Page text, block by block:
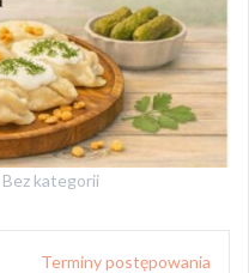
Bez kategorii
Terminy postępowania